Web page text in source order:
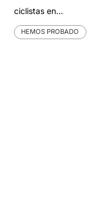
ciclistas en…
HEMOS PROBADO